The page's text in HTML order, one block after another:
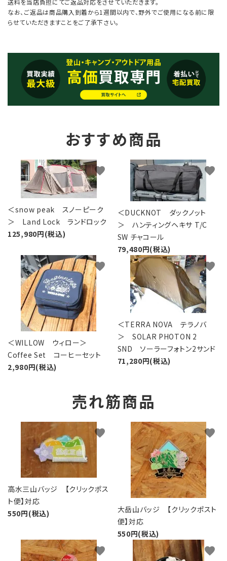
なお、ご返品は商品購入到着から1週間以内で、野外でご使用になる前に限
らせていただきますことをご了承下さい。
おすすめ商品
＜snow peak スノーピーク
＞ Land Lock ランドロック
125,980円(税込)
favorite
＜DUCKNOT ダックノット
＞ ハンティングヘキサ T/C
SW チャコール
79,480円(税込)
favorite
＜WILLOW ウィロー＞
Coffee Set コーヒーセット
2,980円(税込)
favorite
＜TERRA NOVA テラノバ
＞ SOLAR PHOTON 2
SND ソーラーフォトン2サンド
71,280円(税込)
favorite
売れ筋商品
高水三山バッジ 【クリックポス
ト便】対応
550円(税込)
favorite
大岳山バッジ 【クリックポスト
便】対応
550円(税込)
favorite
favorite favorite